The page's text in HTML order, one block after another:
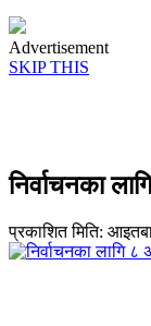
Advertisement
SKIP THIS
निर्वाचनका
प्रकाशित मिति: